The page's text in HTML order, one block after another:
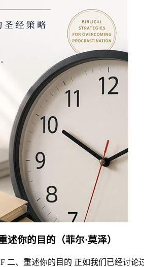
述你的目的（菲尔·莫泽）
二、重述你的目的 正如我们已经讨论